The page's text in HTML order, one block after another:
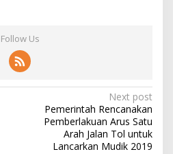
Follow Us
Next post
Pemerintah Rencanakan
Pemberlakuan Arus Satu
Arah Jalan Tol untuk
Lancarkan Mudik 2019